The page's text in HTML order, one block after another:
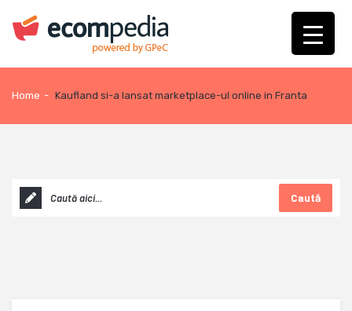
Home - Kaufland si-a lansat marketplace-ul online in Franta
Caută